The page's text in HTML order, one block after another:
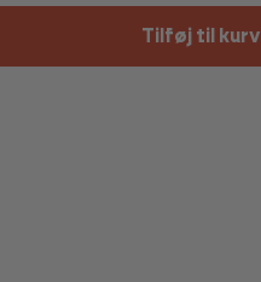
Tilføj til kurv